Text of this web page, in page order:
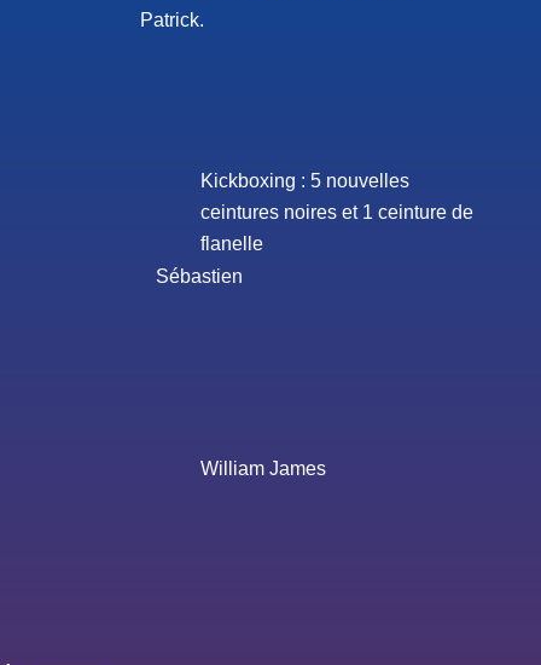
Patrick.
Kickboxing : 5 nouvelles
ceintures noires et 1 ceinture de
flanelle
Sébastien
William James